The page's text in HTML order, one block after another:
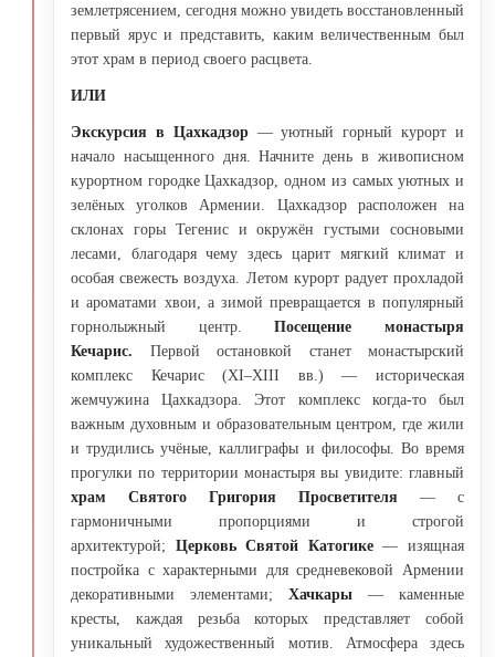
землетрясением, сегодня можно увидеть восстановленный
первый ярус и представить, каким величественным был
этот храм в период своего расцвета.
ИЛИ
Экскурсия в Цахкадзор— уютный горный курорт и
начало насыщенного дня. Начните день в живописном
курортном городке Цахкадзор, одном из самых уютных и
зелёных уголков Армении. Цахкадзор расположен на
склонах горы Тегенис и окружён густыми сосновыми
лесами, благодаря чему здесь царит мягкий климат и
особая свежесть воздуха. Летом курорт радует прохладой
и ароматами хвои, а зимой превращается в популярный
горнолыжный центр.Посещение монастыря
Кечарис. Первой остановкой станет монастырский
комплекс Кечарис (XI–XIII вв.) — историческая
жемчужина Цахкадзора. Этот комплекс когда-то был
важным духовным и образовательным центром, где жили
и трудились учёные, каллиграфы и философы. Во время
прогулки по территории монастыря вы увидите: главный
храм Святого Григория Просветителя — с
гармоничными пропорциями и строгой
архитектурой; Церковь Святой Катогике— изящная
постройка с характерными для средневековой Армении
декоративными элементами; Хачкары — каменные
кресты, каждая резьба которых представляет собой
уникальный художественный мотив. Атмосфера здесь